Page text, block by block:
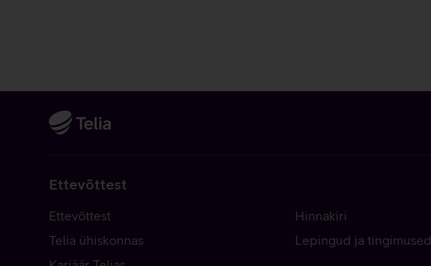
Ettevõttest
Ettevõttest
Telia ühiskonnas
Hinnakiri
Lepingud ja tingimused